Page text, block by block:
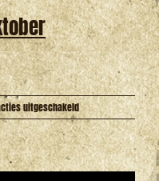
uitgeschakeldvoor
Scouts
Opkomst
28
oktober